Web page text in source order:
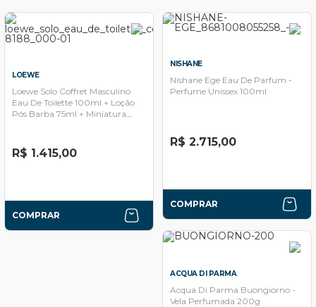
LOEWE
Loewe Solo Coffret Masculino
Eau De Toilette 100ml + Loção
Pós Barba 75ml + Miniatura
R$ 1.415,00
COMPRAR
NISHANE
Nishane Ege Eau De Parfum -
Perfume Unissex 100ml
R$ 2.715,00
COMPRAR
ACQUA DI PARMA
Acqua Di Parma Buongiorno -
Vela Perfumada 200g